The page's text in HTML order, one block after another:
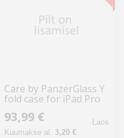
Care by PanzerGlass Y
fold case for iPad Pro
93,99 €
Kuumakse al. 3,20 €
Laos